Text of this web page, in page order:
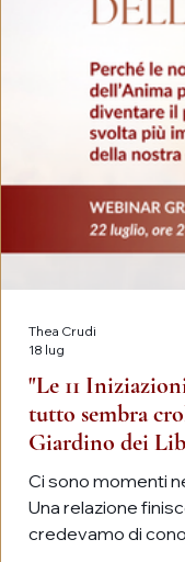
"Le 11
tutto sembra
Giardino dei
Ci sono momenti
Una relazione
credevamo di
Thea Crudi
18 lug